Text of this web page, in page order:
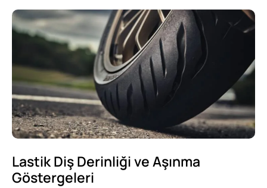
Lastik Diş Derinliği ve Aşınma
Göstergeleri